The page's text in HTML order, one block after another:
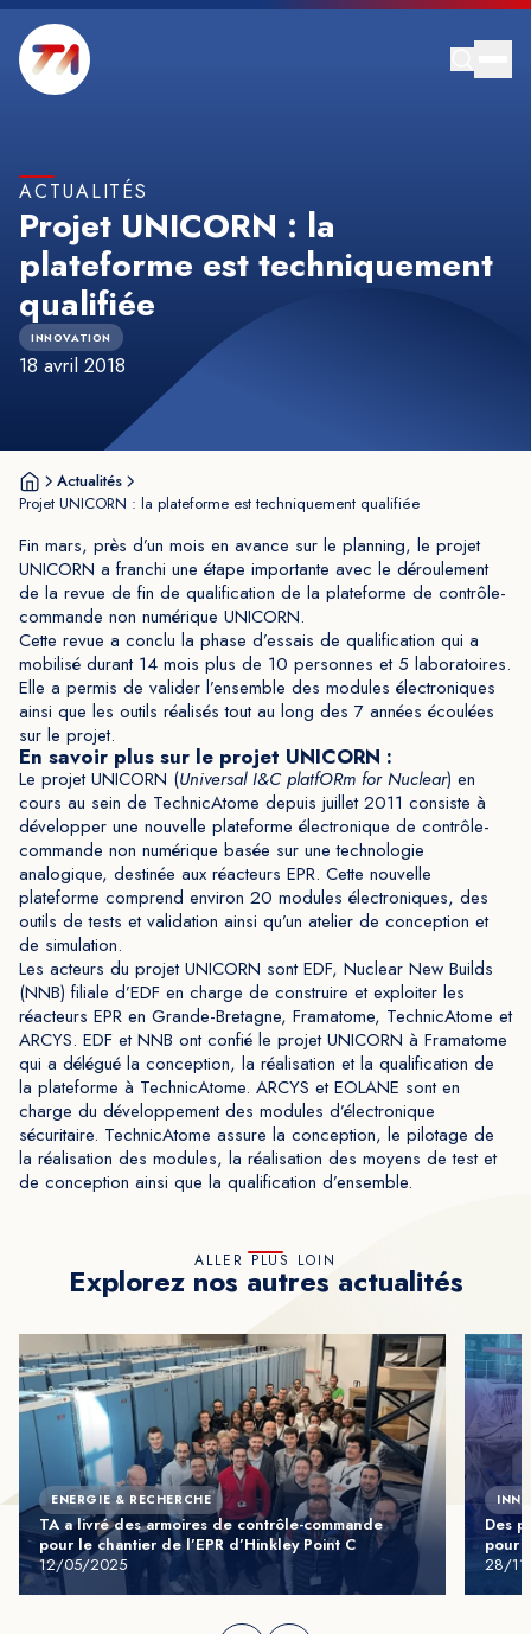
ACTUALITÉS
Projet UNICORN : la
plateforme est techniquement
qualifiée
INNOVATION
18 avril 2018
Actualités
Projet UNICORN : la plateforme est techniquement qualifiée
Fin mars, près d’un mois en avance sur le planning, le projet
UNICORN a franchi une étape importante avec le déroulement
de la revue de fin de qualification de la plateforme de contrôle-
commande non numérique UNICORN.
Cette revue a conclu la phase d’essais de qualification qui a
mobilisé durant 14 mois plus de 10 personnes et 5 laboratoires.
Elle a permis de valider l’ensemble des modules électroniques
ainsi que les outils réalisés tout au long des 7 années écoulées
sur le projet.
En savoir plus sur le projet UNICORN :
Le projet UNICORN (Universal I&C platfORm for Nuclear) en
cours au sein de TechnicAtome depuis juillet 2011 consiste à
développer une nouvelle plateforme électronique de contrôle-
commande non numérique basée sur une technologie
analogique, destinée aux réacteurs EPR. Cette nouvelle
plateforme comprend environ 20 modules électroniques, des
outils de tests et validation ainsi qu’un atelier de conception et
de simulation.
Les acteurs du projet UNICORN sont EDF, Nuclear New Builds
(NNB) filiale d’EDF en charge de construire et exploiter les
réacteurs EPR en Grande-Bretagne, Framatome, TechnicAtome et
ARCYS. EDF et NNB ont confié le projet UNICORN à Framatome
qui a délégué la conception, la réalisation et la qualification de
la plateforme à TechnicAtome. ARCYS et EOLANE sont en
charge du développement des modules d’électronique
sécuritaire. TechnicAtome assure la conception, le pilotage de
la réalisation des modules, la réalisation des moyens de test et
de conception ainsi que la qualification d’ensemble.
ALLER PLUS LOIN
Explorez nos autres actualités
ENERGIE & RECHERCHE
TA a livré des armoires de contrôle-commande
pour le chantier de l’EPR d’Hinkley Point C
12/05/2025
Des
pour
28/